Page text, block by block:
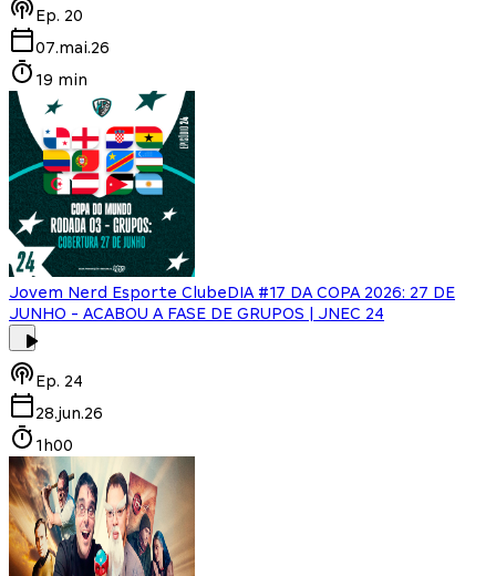
Ep. 20
07.mai.26
19 min
Jovem Nerd Esporte ClubeDIA #17 DA COPA 2026: 27 DE
JUNHO - ACABOU A FASE DE GRUPOS | JNEC 24
Ep. 24
28.jun.26
1h00